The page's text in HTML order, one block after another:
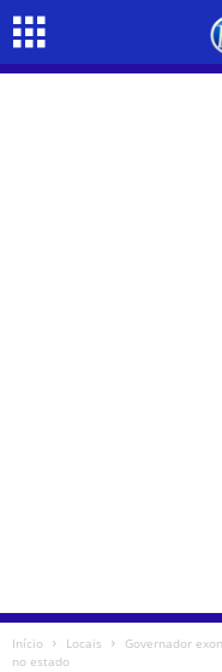
Início Locais
Governador
no estado